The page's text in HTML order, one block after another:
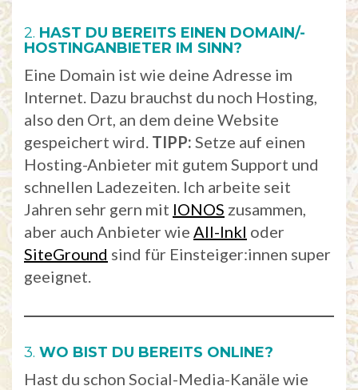
2. HAST DU BEREITS EINEN DOMAIN/-
HOSTINGANBIETER IM SINN?
Eine Domain ist wie deine Adresse im
Internet. Dazu brauchst du noch Hosting,
also den Ort, an dem deine Website
gespeichert wird. TIPP: Setze auf einen
Hosting-Anbieter mit gutem Support und
schnellen Ladezeiten. Ich arbeite seit
Jahren sehr gern mit IONOS zusammen,
aber auch Anbieter wie All-Inkl oder
SiteGround sind für Einsteiger:innen super
geeignet.
3. WO BIST DU BEREITS ONLINE?
Hast du schon Social-Media-Kanäle wie